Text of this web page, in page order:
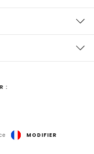
:
MODIFIER